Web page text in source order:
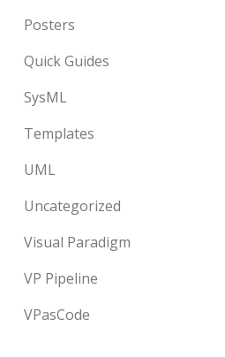
Posters
Quick Guides
SysML
Templates
UML
Uncategorized
Visual Paradigm
VP Pipeline
VPasCode